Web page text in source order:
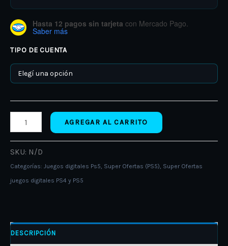
Hasta 12 pagos sin tarjeta con Mercado Pago.
Saber más
TIPO DE CUENTA
AGREGAR AL CARRITO
SKU: N/D
Categorías: Juegos digitales Ps5, Super Ofertas (PS5), Super Ofertas
juegos digitales PS4 y PS5
DESCRIPCIÓN